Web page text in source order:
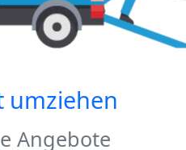
umziehen
Angebote